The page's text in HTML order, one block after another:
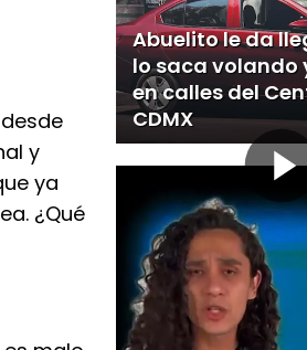
y
ya
¿Qué
Abuelito le da
lo saca volando
en calles del
CDMX